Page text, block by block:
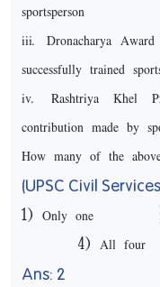
sportsperson
iii. Dronacharya
successfully trained
iv. Rashtriya Khel
contribution made by
How many of the
(UPSC Civil
1) Only one
4) All four
Ans: 2